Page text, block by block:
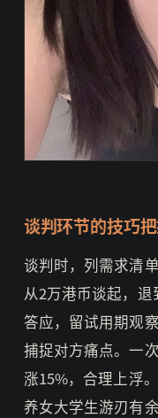
谈判环节的技巧
谈判时，列需求清
从2万港币谈起，
答应，留试用期观
捕捉对方痛点。一
涨15%，合理上浮
养女大学生游刃有